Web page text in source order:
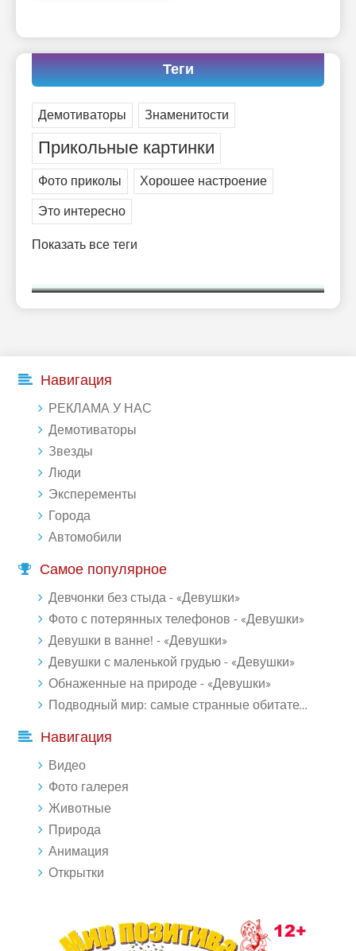
его дал.
-- Люблю давать советы и очень не люблю, когда их дают мне.
Теги
Демотиваторы Знаменитости
Прикольные картинки
Фото приколы
Хорошее настроение
Это интересно
Показать все теги
Навигация
РЕКЛАМА У НАС
Демотиваторы
Звезды
Люди
Эксперементы
Города
Автомобили
Самое популярное
Девчонки без стыда - «Девушки»
Фото с потерянных телефонов - «Девушки»
Девушки в ванне! - «Девушки»
Девушки с маленькой грудью - «Девушки»
Обнаженные на природе - «Девушки»
Подводный мир: самые странные обитатели океана (18 фото)
Навигация
Видео
Фото галерея
Животные
Природа
Анимация
Открытки